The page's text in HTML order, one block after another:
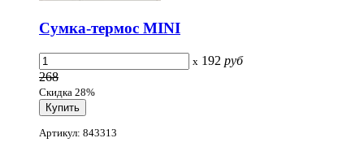
Сумка-термос MINI
x 192 руб
268
Скидка 28%
Артикул: 843313